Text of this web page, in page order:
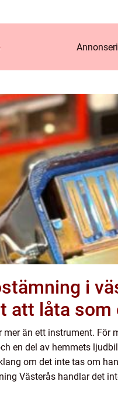
i västerås
att låta som
mer än ett instrument. För
en del av hemmets
om det inte tas om
Västerås handlar det
s...